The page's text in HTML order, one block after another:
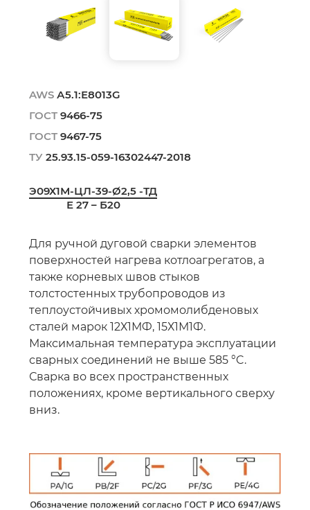
AWSА5.1:Е8013G
ГОСТ 9466-75
ГОСТ 9467-75
ТУ 25.93.15-059-16302447-2018
Э09Х1М-ЦЛ-39-Ø2,5 -ТД
Е 27 – Б20
Для ручной дуговой сварки элементов
поверхностей нагрева котлоагрегатов, а
также корневых швов стыков
толстостенных трубопроводов из
теплоустойчивых хромомолибденовых
сталей марок 12Х1МФ, 15Х1М1Ф.
Максимальная температура эксплуатации
сварных соединений не выше 585 °C.
Сварка во всех пространственных
положениях, кроме вертикального сверху
вниз.